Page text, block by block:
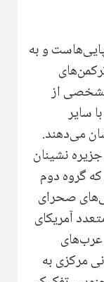
و به
از
‌سایر
می‌دهند.
نشینان
گروه دوم
صحرای
آمریکای
عرب‌های‌
مرکزی به